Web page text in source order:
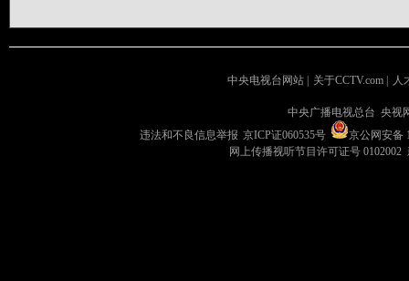
中央电视台网站 关于CCTV.com 人
中央广播电视总台 央视
违法和不良信息举报 京ICP证060535号
京公网安备
网上传播视听节目许可证号 0102002